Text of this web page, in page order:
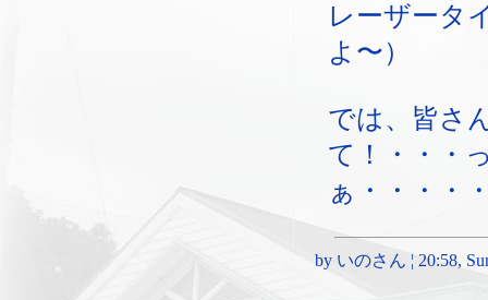
レーザータ
よ〜）
では、皆さ
て！・・・
ぁ・・・・
by いのさん ¦ 20:58,